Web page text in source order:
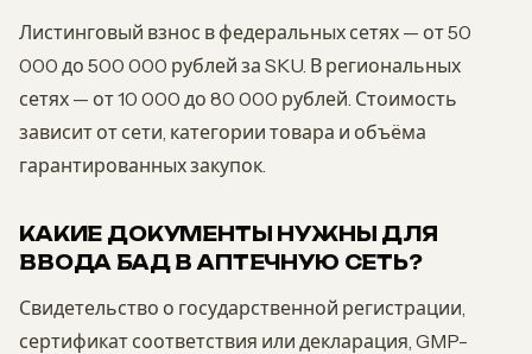
Листинговый взнос в федеральных сетях — от 50
000 до 500 000 рублей за SKU. В региональных
сетях — от 10 000 до 80 000 рублей. Стоимость
зависит от сети, категории товара и объёма
гарантированных закупок.
КАКИЕ ДОКУМЕНТЫ НУЖНЫ ДЛЯ
ВВОДА БАД В АПТЕЧНУЮ СЕТЬ?
Свидетельство о государственной регистрации,
сертификат соответствия или декларация, GMP-